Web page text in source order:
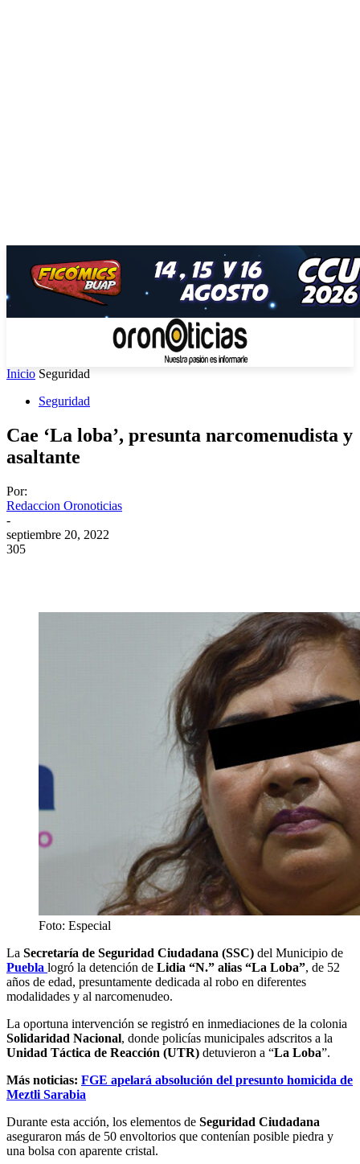
Inicio Seguridad
Seguridad
Cae ‘La loba’, presunta narcomenudista y
asaltante
Por:
Redaccion Oronoticias
-
septiembre 20, 2022
305
Foto: Especial
La Secretaría de Seguridad Ciudadana (SSC) del Municipio de
Puebla logró la detención de Lidia “N.” alias “La Loba”, de 52
años de edad, presuntamente dedicada al robo en diferentes
modalidades y al narcomenudeo.
La oportuna intervención se registró en inmediaciones de la colonia
Solidaridad Nacional, donde policías municipales adscritos a la
Unidad Táctica de Reacción (UTR) detuvieron a “La Loba”.
Más noticias: FGE apelará absolución del presunto homicida de
Meztli Sarabia
Durante esta acción, los elementos de Seguridad Ciudadana
aseguraron más de 50 envoltorios que contenían posible piedra y
una bolsa con aparente cristal.